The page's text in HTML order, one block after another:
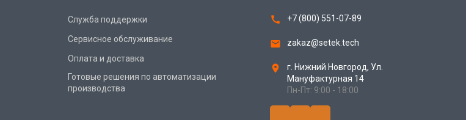
Служба поддержки
Сервисное обслуживание
Оплата и доставка
Готовые решения по автоматизации
производства
+7 (800) 551-07-89
zakaz@setek.tech
г. Нижний Новгород, Ул.
Мануфактурная 14
Пн-Пт: 9:00 - 18:00